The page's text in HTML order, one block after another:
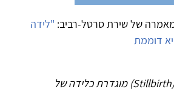
של שירת סרטל-רביב: "לידה
דוממת
לידה שקטה (Stillbirth) מוגדרת כלידה של